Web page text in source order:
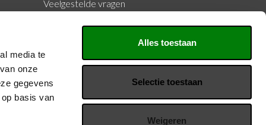
media te
onze
gegevens
basis van
Alles toestaan
Selectie toestaan
Weigeren
Veelgestelde vragen
KVK: 20126429
Volg ons